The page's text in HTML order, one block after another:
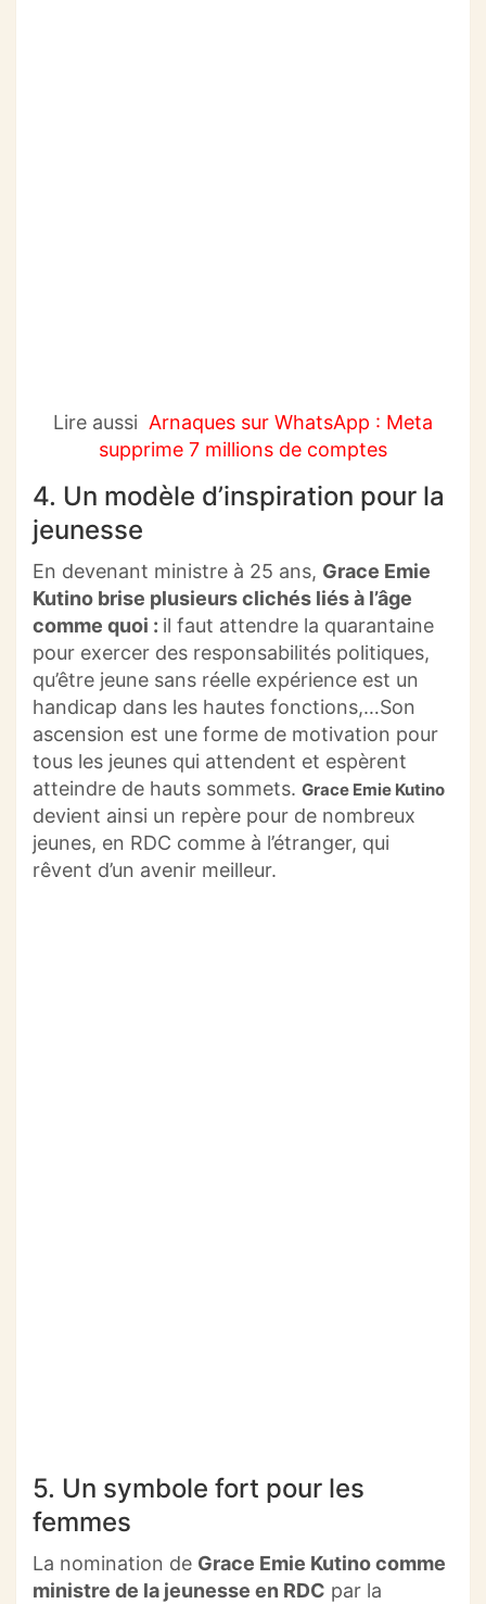
Lire aussi Arnaques sur WhatsApp : Meta
supprime 7 millions de comptes
4. Un modèle d’inspiration pour la
jeunesse
En devenant ministre à 25 ans, Grace Emie
Kutino brise plusieurs clichés liés à l’âge
comme quoi : il faut attendre la quarantaine
pour exercer des responsabilités politiques,
qu’être jeune sans réelle expérience est un
handicap dans les hautes fonctions,…Son
ascension est une forme de motivation pour
tous les jeunes qui attendent et espèrent
atteindre de hauts sommets. Grace Emie Kutino
devient ainsi un repère pour de nombreux
jeunes, en RDC comme à l’étranger, qui
rêvent d’un avenir meilleur.
5. Un symbole fort pour les
femmes
La nomination de Grace Emie Kutino comme
ministre de la jeunesse en RDC par la